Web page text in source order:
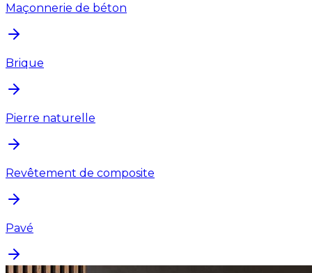
Maçonnerie de béton
Brique
Pierre naturelle
Revêtement de composite
Pavé